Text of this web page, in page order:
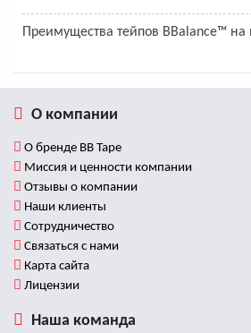
Преимущества тейпов BBalance™
О компании
О бренде BB Tape
Миссия и ценности компании
Отзывы о компании
Наши клиенты
Сотрудничество
Связаться с нами
Карта сайта
Лицензии
Наша команда